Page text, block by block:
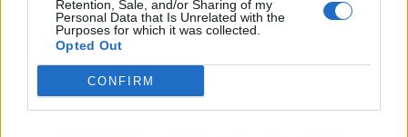
Retention, Sale, and/or Sharing of my
Personal Data that Is Unrelated with the
Purposes for which it was collected.
Opted Out
CONFIRM